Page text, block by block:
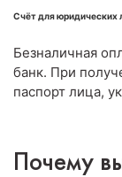
Счёт для юридических
Безналичная
банк. При
паспорт лица,
Почему